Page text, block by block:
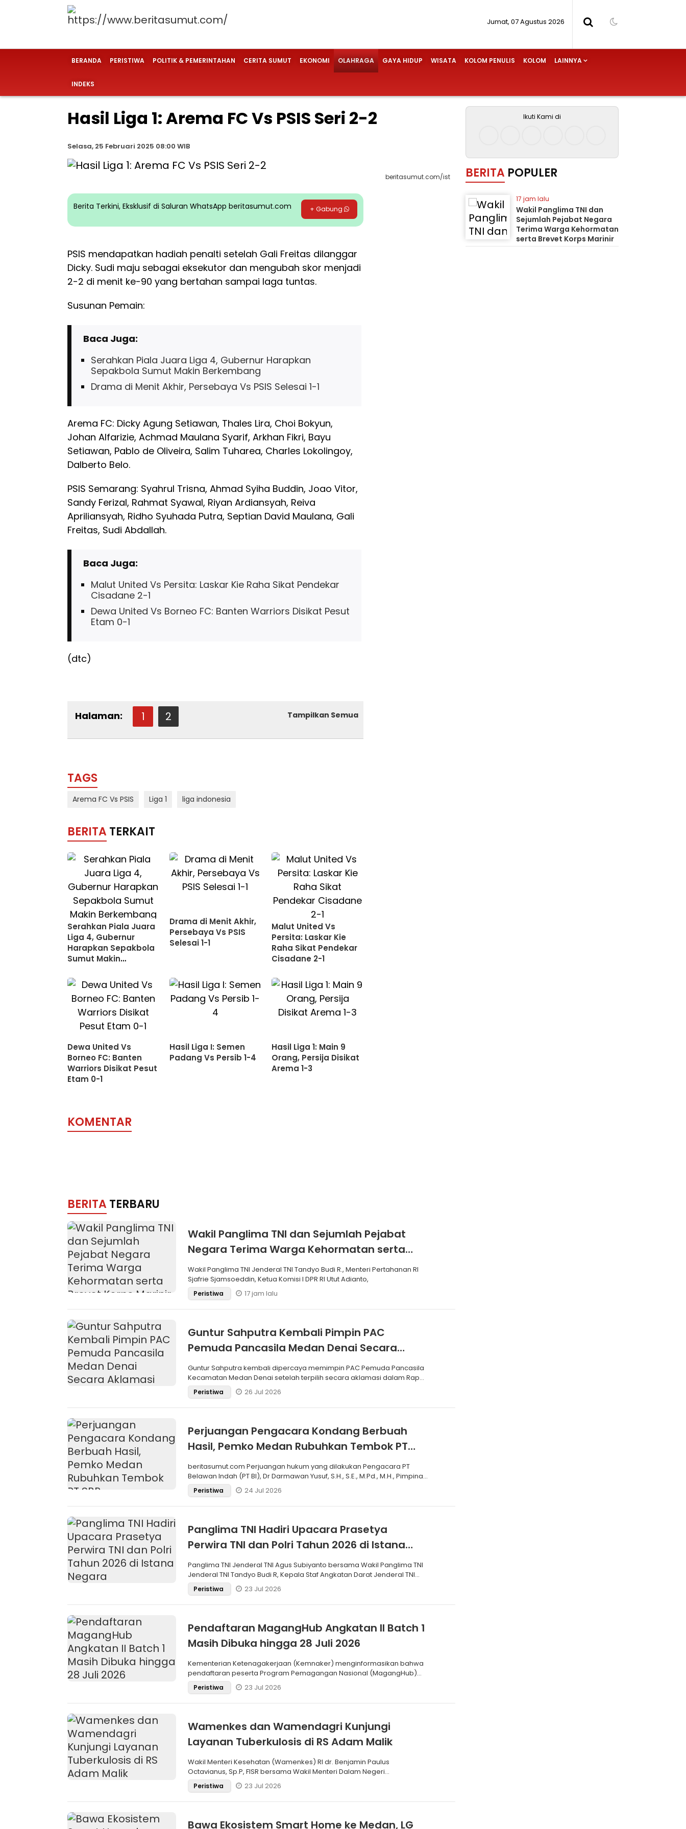
Jumat, 07 Agustus 2026
BERANDA PERISTIWA POLITIK & PEMERINTAHAN CERITA SUMUT EKONOMI OLAHRAGA GAYA HIDUP WISATA KOLOM PENULIS KOLOM LAINNYA
INDEKS
Hasil Liga 1: Arema FC Vs PSIS Seri 2-2
Selasa, 25 Februari 2025 08:00 WIB
beritasumut.com/ist
Berita Terkini, Eksklusif di Saluran WhatsApp beritasumut.com + Gabung
PSIS mendapatkan hadiah penalti setelah Gali Freitas dilanggar
Dicky. Sudi maju sebagai eksekutor dan mengubah skor menjadi
2-2 di menit ke-90 yang bertahan sampai laga tuntas.
Susunan Pemain:
Baca Juga:
Serahkan Piala Juara Liga 4, Gubernur Harapkan
Sepakbola Sumut Makin Berkembang
Drama di Menit Akhir, Persebaya Vs PSIS Selesai 1-1
Arema FC: Dicky Agung Setiawan, Thales Lira, Choi Bokyun,
Johan Alfarizie, Achmad Maulana Syarif, Arkhan Fikri, Bayu
Setiawan, Pablo de Oliveira, Salim Tuharea, Charles Lokolingoy,
Dalberto Belo.
PSIS Semarang: Syahrul Trisna, Ahmad Syiha Buddin, Joao Vitor,
Sandy Ferizal, Rahmat Syawal, Riyan Ardiansyah, Reiva
Apriliansyah, Ridho Syuhada Putra, Septian David Maulana, Gali
Freitas, Sudi Abdallah.
Baca Juga:
Malut United Vs Persita: Laskar Kie Raha Sikat Pendekar
Cisadane 2-1
Dewa United Vs Borneo FC: Banten Warriors Disikat Pesut
Etam 0-1
(dtc)
Halaman: 1 2 Tampilkan Semua
TAGS
Arema FC Vs PSIS Liga 1 liga indonesia
BERITA TERKAIT
Serahkan Piala Juara
Liga 4, Gubernur
Harapkan Sepakbola
Sumut Makin
Drama di Menit Akhir,
Persebaya Vs PSIS
Selesai 1-1
Malut United Vs
Persita: Laskar Kie
Raha Sikat Pendekar
Cisadane 2-1
Dewa United Vs
Borneo FC: Banten
Warriors Disikat Pesut
Etam 0-1
Hasil Liga I: Semen
Padang Vs Persib 1-4
Hasil Liga 1: Main 9
Orang, Persija Disikat
Arema 1-3
KOMENTAR
BERITA TERBARU
Wakil Panglima TNI dan Sejumlah Pejabat
Negara Terima Warga Kehormatan serta
Brevet Korps Marinir
Wakil Panglima TNI Jenderal TNI Tandyo Budi R., Menteri Pertahanan RI
Sjafrie Sjamsoeddin, Ketua Komisi I DPR RI Utut Adianto,
Peristiwa 17 jam lalu
Guntur Sahputra Kembali Pimpin PAC
Pemuda Pancasila Medan Denai Secara
Aklamasi
Guntur Sahputra kembali dipercaya memimpin PAC Pemuda Pancasila
Kecamatan Medan Denai setelah terpilih secara aklamasi dalam Rapat
Pemilihan
Peristiwa 26 Jul 2026
Perjuangan Pengacara Kondang Berbuah
Hasil, Pemko Medan Rubuhkan Tembok PT
SBP
beritasumut.com Perjuangan hukum yang dilakukan Pengacara PT
Belawan Indah (PT BI), Dr Darmawan Yusuf, S.H., S.E., M.Pd., M.H., Pimpinan
LaPeristiwa 24 Jul 2026
Panglima TNI Hadiri Upacara Prasetya
Perwira TNI dan Polri Tahun 2026 di Istana
Negara
Panglima TNI Jenderal TNI Agus Subiyanto bersama Wakil Panglima TNI
Jenderal TNI Tandyo Budi R, Kepala Staf Angkatan Darat Jenderal TNI
Maru
Peristiwa 23 Jul 2026
Pendaftaran MagangHub Angkatan II Batch 1
Masih Dibuka hingga 28 Juli 2026
Kementerian Ketenagakerjaan (Kemnaker) menginformasikan bahwa
pendaftaran peserta Program Pemagangan Nasional (MagangHub)
Angkatan II Batch
Peristiwa 23 Jul 2026
Wamenkes dan Wamendagri Kunjungi
Layanan Tuberkulosis di RS Adam Malik
Wakil Menteri Kesehatan (Wamenkes) RI dr. Benjamin Paulus
Octavianus, Sp.P, FISR bersama Wakil Menteri Dalam Negeri
(Wamendagri) RI Dr. Akhm
Peristiwa 23 Jul 2026
Bawa Ekosistem Smart Home ke Medan, LG
Ikuti Kami di
BERITA POPULER
17 jam lalu
Wakil Panglima TNI dan
Sejumlah Pejabat Negara
Terima Warga Kehormatan
serta Brevet Korps Marinir